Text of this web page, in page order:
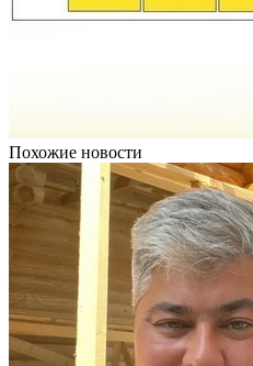
Похожие новости